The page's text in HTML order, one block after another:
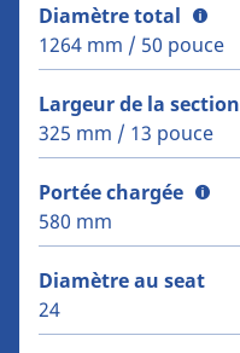
Diamètre total
1264 mm / 50 pouce
Largeur de la section
325 mm / 13 pouce
Portée chargée
580 mm
Diamètre au seat
24